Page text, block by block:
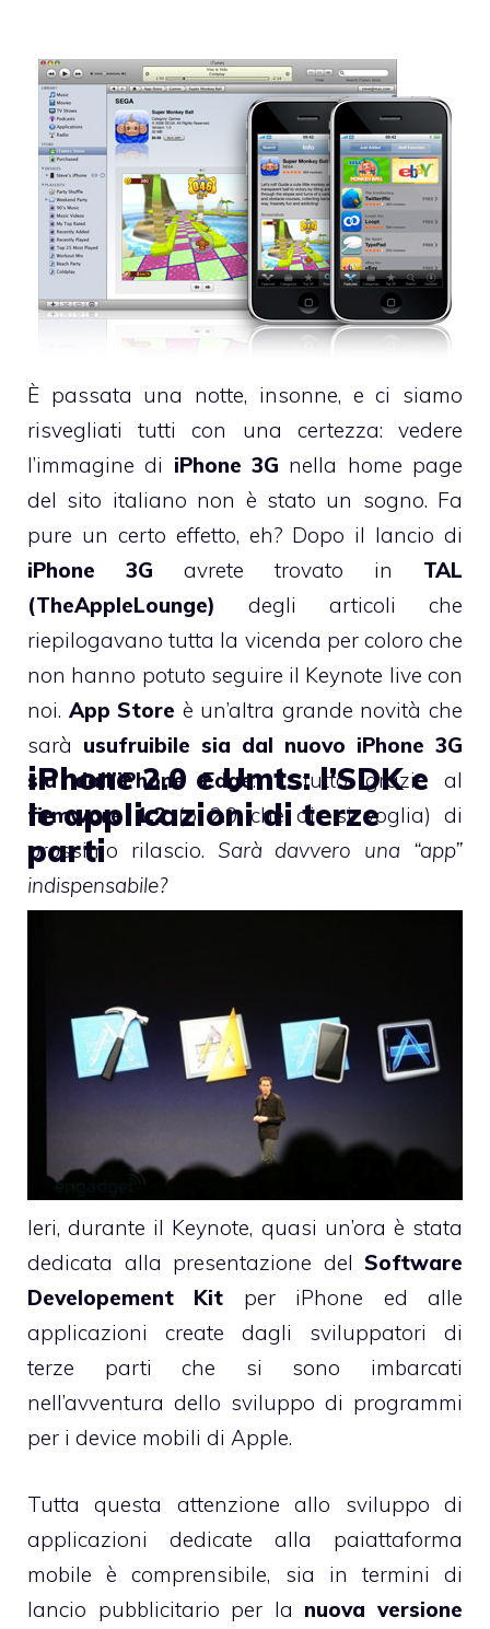
È passata una notte, insonne, e ci siamo
risvegliati tutti con una certezza: vedere
l’immagine di iPhone 3G nella home page
del sito italiano non è stato un sogno. Fa
pure un certo effetto, eh? Dopo il lancio di
iPhone 3G avrete trovato in TAL
(TheAppleLounge) degli articoli che
riepilogavano tutta la vicenda per coloro che
non hanno potuto seguire il Keynote live con
noi. App Store è un’altra grande novità che
sarà usufruibile sia dal nuovo iPhone 3G
sia dall’iPhone Edge: il tutto grazie al
firmware 1.2(o 2.0 che dir si voglia) di
prossimo rilascio. Sarà davvero una “app”
indispensabile?
iPhone 2.0 e Umts: l’SDK e
le applicazioni di terze
parti
Ieri, durante il Keynote, quasi un’ora è stata
dedicata alla presentazione del Software
Developement Kit per iPhone ed alle
applicazioni create dagli sviluppatori di
terze parti che si sono imbarcati
nell’avventura dello sviluppo di programmi
per i device mobili di Apple.
Tutta questa attenzione allo sviluppo di
applicazioni dedicate alla paiattaforma
mobile è comprensibile, sia in termini di
lancio pubblicitario per la nuova versione